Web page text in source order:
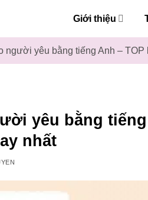
Giới thiệu
người yêu bằng tiếng Anh –
yêu bằng
nhất